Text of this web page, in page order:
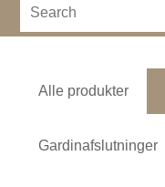
Alle produkter
Gardinafslutninger